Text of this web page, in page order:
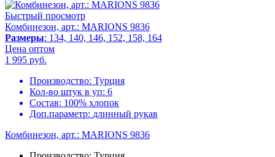
Быстрый просмотр
Комбинезон, арт.: MARIONS 9836
Размеры: 134, 140, 146, 152, 158, 164
Цена оптом
1 995 руб.
Производство: Турция
Кол-во штук в уп: 6
Состав: 100% хлопок
Доп.параметр: длинный рукав
Комбинезон, арт.: MARIONS 9836